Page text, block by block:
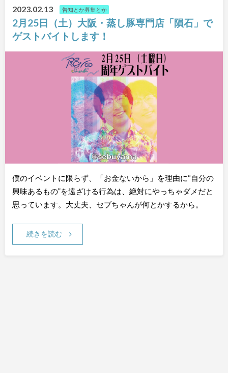
2023.02.13 告知とか募集とか
2月25日（土）大阪・蒸し豚専門店「隕石」で
ゲストバイトします！
僕のイベントに限らず、「お金ないから」を理由に“自分の
興味あるもの”を遠ざける行為は、絶対にやっちゃダメだと
思っています。大丈夫、セブちゃんが何とかするから。
続きを読む